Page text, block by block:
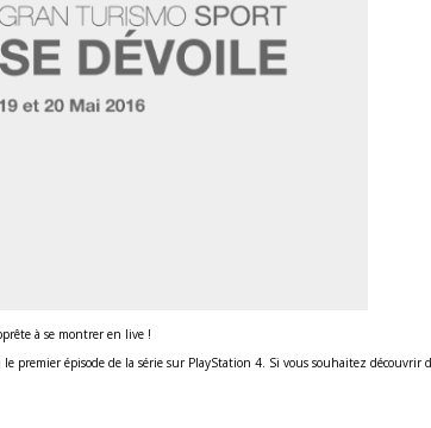
à se montrer en live !
premier épisode de la série sur PlayStation 4. Si vous souhaitez découvrir